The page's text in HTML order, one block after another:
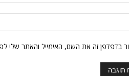
בדפדפן זה את השם, האימייל והאתר שלי